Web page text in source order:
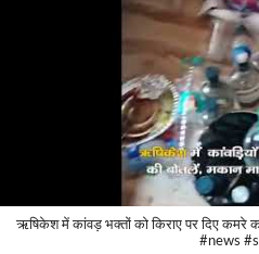
ऋषिकेश में कांवड़ भक्तों को किराए पर दिए कमरे
#news